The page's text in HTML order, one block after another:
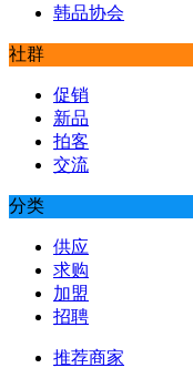
韩品协会
社群
促销
新品
拍客
交流
分类
供应
求购
加盟
招聘
推荐商家